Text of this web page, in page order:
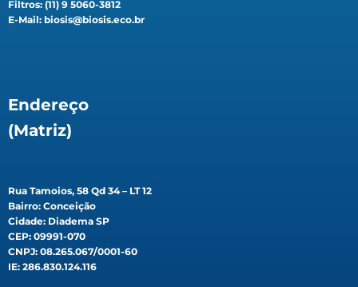
Filtros: (11) 9 5060-3812
E-Mail: biosis@biosis.eco.br
Endereço
(Matriz)
Rua Tamoios, 58 Qd 34 – LT 12
Bairro: Conceição
Cidade: Diadema SP
CEP: 09991-070
CNPJ: 08.265.067/0001-60
IE: 286.830.124.116